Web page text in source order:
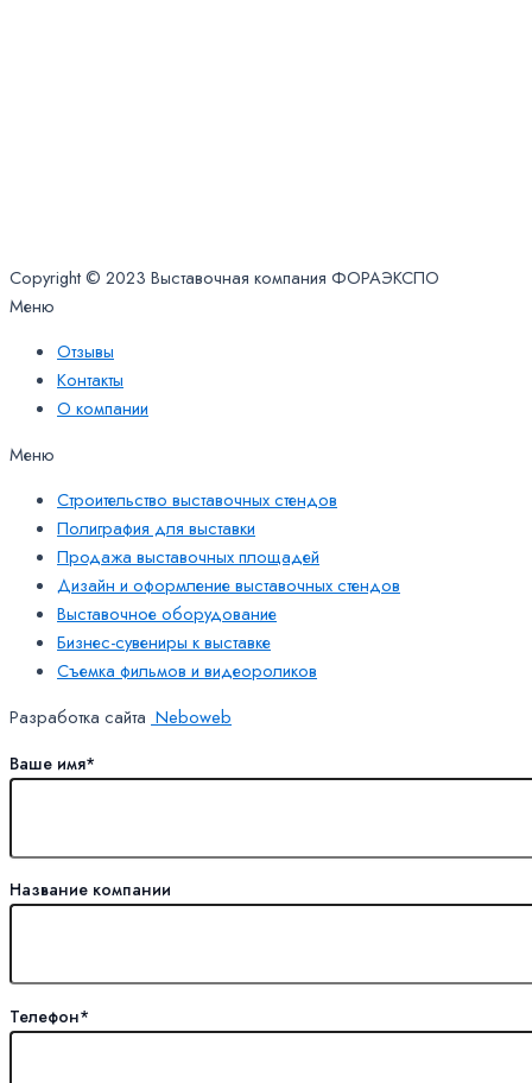
Copyright © 2023 Выставочная компания ФОРАЭКСПО
Меню
Отзывы
Контакты
О компании
Меню
Строительство выставочных стендов
Полиграфия для выставки
Продажа выставочных площадей
Дизайн и оформление выставочных стендов
Выставочное оборудование
Бизнес-сувениры к выставке
Съемка фильмов и видеороликов
Разработка сайта Neboweb
Ваше имя*
Название компании
Телефон*